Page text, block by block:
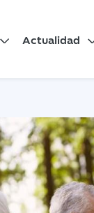
Actualidad